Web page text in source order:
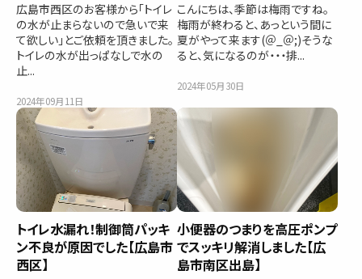
広島市西区のお客様から「トイレ
の水が止まらないので急いで来
て欲しい」とご依頼を頂きました。
トイレの水が出っぱなしで水の
止...
2024年09月11日
こんにちは、季節は梅雨ですね。
梅雨が終わると、あっという間に
夏がやって来ます(＠_＠;)そうな
ると、気になるのが・・・排...
2024年05月30日
トイレ水漏れ！制御筒パッキ
ン不良が原因でした【広島市
西区】
小便器のつまりを高圧ポンプ
でスッキリ解消しました【広
島市南区出島】